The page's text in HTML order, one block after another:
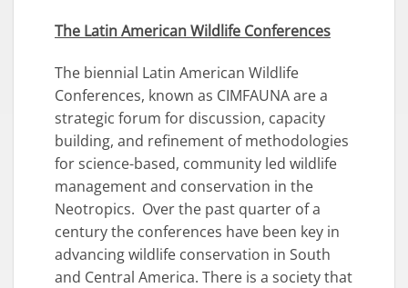
The Latin American Wildlife Conferences
The biennial Latin American Wildlife
Conferences, known as CIMFAUNA are a
strategic forum for discussion, capacity
building, and refinement of methodologies
for science-based, community led wildlife
management and conservation in the
Neotropics. Over the past quarter of a
century the conferences have been key in
advancing wildlife conservation in South
and Central America. There is a society that